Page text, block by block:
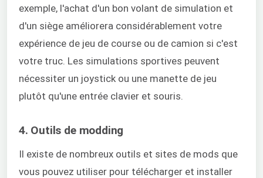
exemple, l'achat d'un bon volant de simulation et
d'un siège améliorera considérablement votre
expérience de jeu de course ou de camion si c'est
votre truc. Les simulations sportives peuvent
nécessiter un joystick ou une manette de jeu
plutôt qu'une entrée clavier et souris.
4. Outils de modding
Il existe de nombreux outils et sites de mods que
vous pouvez utiliser pour télécharger et installer